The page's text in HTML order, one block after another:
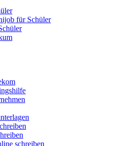
für Schüler
schreiben